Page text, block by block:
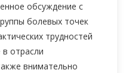
обсуждение с
болевых точек
трудностей
в отрасли
внимательно